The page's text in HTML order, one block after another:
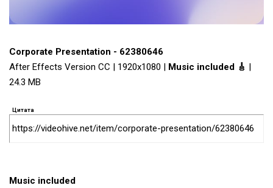
Corporate Presentation - 62380646
After Effects Version CC | 1920x1080 | Music included 🎸 |
24.3 MB
Цитата
https://videohive.net/item/corporate-presentation/62380646
Music included